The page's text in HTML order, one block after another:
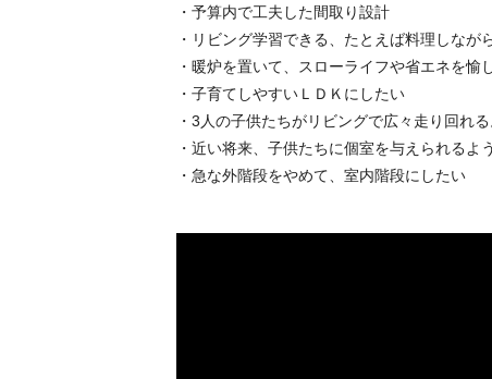
・予算内で工夫した間取り設計
・リビング学習できる、たとえば料理しなが
・暖炉を置いて、スローライフや省エネを愉
・子育てしやすいＬＤＫにしたい
・3人の子供たちがリビングで広々走り回れ
・近い将来、子供たちに個室を与えられるよ
・急な外階段をやめて、室内階段にしたい